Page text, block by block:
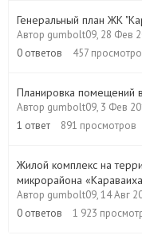
Генеральный план ЖК
Автор gumbolt09, 28 Фев
0 ответов 457
Планировка помещений
Автор gumbolt09, 3 Фев
1 ответ 891 просмотров
Жилой комплекс на
микрорайона
Автор gumbolt09,14 Авг
0 ответов 1 923